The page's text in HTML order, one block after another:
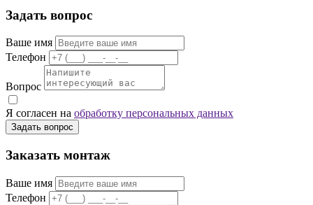
Задать вопрос
Ваше имя
Телефон
Вопрос
Я согласен на обработку персональных данных
Задать вопрос
Заказать монтаж
Ваше имя
Телефон